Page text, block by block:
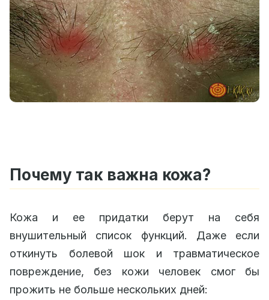
Почему так важна кожа?
Кожа и ее придатки берут на себя
внушительный список функций. Даже если
откинуть болевой шок и травматическое
повреждение, без кожи человек смог бы
прожить не больше нескольких дней: